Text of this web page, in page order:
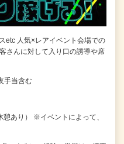
etc 人気×レアイベント会場での
さんに対して入り口の誘導や席
手当含む
あり） ※イベントによって、